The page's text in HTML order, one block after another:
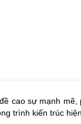
cao sự mạnh
trình kiến trúc